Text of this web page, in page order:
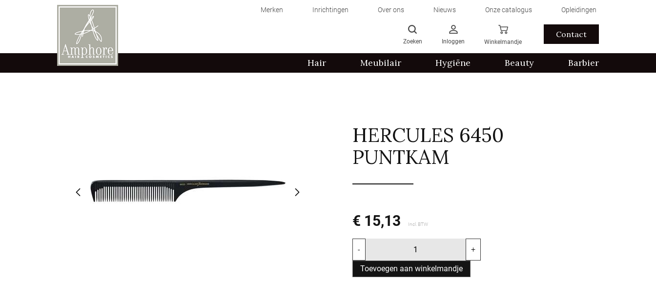
Merken Inrichtingen Over ons Nieuws Onze catalogus Opleidingen
Zoeken Inloggen Winkelmandje
Contact
Hair Meubilair Hygiëne Beauty Barbier
HERCULES 6450
PUNTKAM
€ 15,13 Incl. BTW
- +
Toevoegen aan winkelmandje